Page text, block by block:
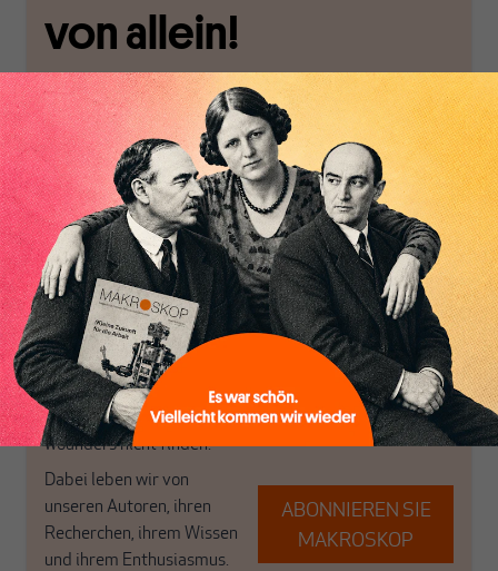
von allein!
Nur für Abonnenten
MAKROSKOP analysiert
wirtschaftspolitische
Themen aus einer
postkeynesianischen
Perspektive und ist damit
in Deutschland einzigartig.
MAKROSKOP steht für
das große Ganze. Wir
haben einen Blick auf
Geld, Wirtschaft und
Politik, den Sie so
woanders nicht finden.
Dabei leben wir von
unseren Autoren, ihren
Recherchen, ihrem Wissen
und ihrem Enthusiasmus.
Wir verlassen die
journalistische Filterblase,
in der sich viele
eingerichtet haben. Wir
öffnen Fenster und
bringen frische Luft in die
engen und verstaubten
Debattenräume.
Brauchen Sie auch frische
Luft? Dann folgen Sie
einfach dem Button.
ABONNIEREN SIE
MAKROSKOP